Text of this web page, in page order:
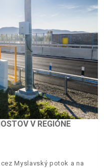
V REGIÓNE
Myslavský potok a na